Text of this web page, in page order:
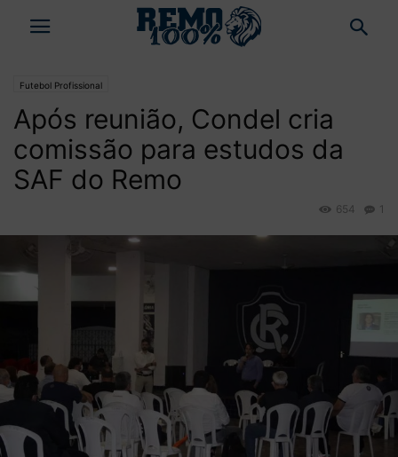
Futebol Profissional
Após reunião, Condel cria
comissão para estudos da
SAF do Remo
1
654